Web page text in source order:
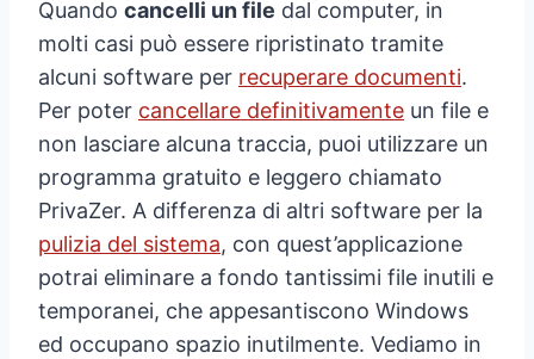
Quando cancelli un file dal computer, in
molti casi può essere ripristinato tramite
alcuni software per recuperare documenti.
Per poter cancellare definitivamente un file e
non lasciare alcuna traccia, puoi utilizzare un
programma gratuito e leggero chiamato
PrivaZer. A differenza di altri software per la
pulizia del sistema, con quest’applicazione
potrai eliminare a fondo tantissimi file inutili e
temporanei, che appesantiscono Windows
ed occupano spazio inutilmente. Vediamo in